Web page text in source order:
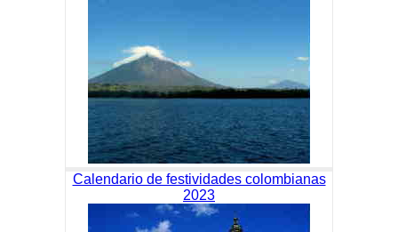
Calendario de festividades colombianas
2023